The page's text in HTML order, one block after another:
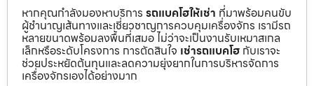
หากคุณกำลังมองหาบริการ รถแบคโฮให้เช่า ที่มาพร้อมคนขับ
ผู้ชำนาญเส้นทางและเชี่ยวชาญการควบคุมเครื่องจักร เรามีรถ
หลายขนาดพร้อมลงพื้นที่เสมอ ไม่ว่าจะเป็นงานรับเหมาสเกล
เล็กหรือระดับโครงการ การตัดสินใจ เช่ารถแบคโฮ กับเราจะ
ช่วยประหยัดต้นทุนและลดความยุ่งยากในการบริหารจัดการ
เครื่องจักรเองได้อย่างมาก